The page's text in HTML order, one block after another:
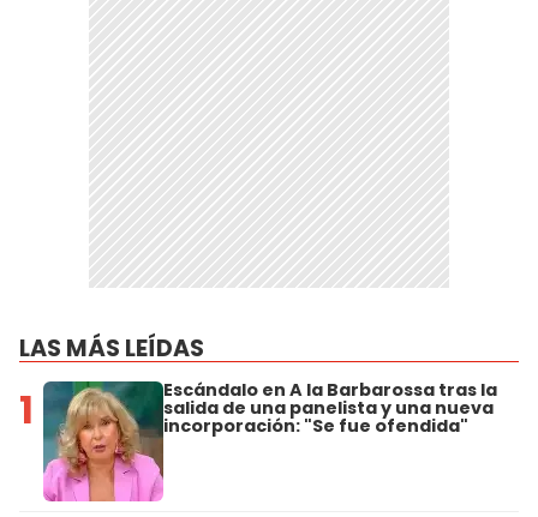
LAS MÁS LEÍDAS
1 Escándalo en A la Barbarossa tras la
salida de una panelista y una nueva
incorporación: "Se fue ofendida"